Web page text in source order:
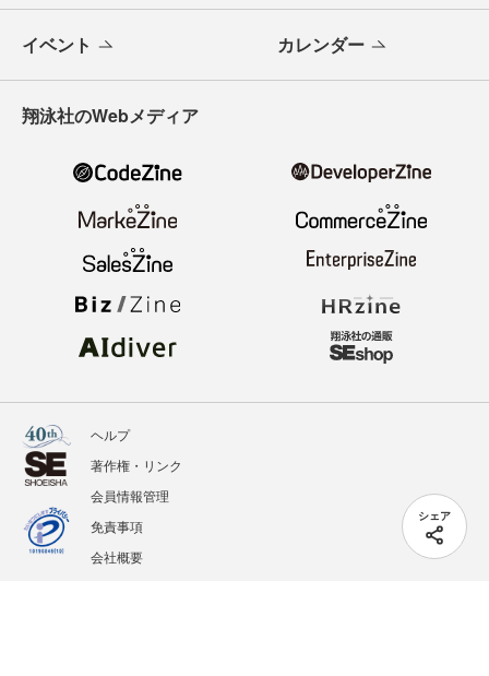
シェア
イベント カレンダー
翔泳社のWebメディア
ヘルプ
著作権・リンク
会員情報管理
免責事項
会社概要